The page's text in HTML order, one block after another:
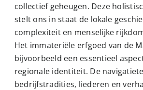
collectief geheugen. Deze
stelt ons in staat de lokale
complexiteit en menselijke
Het immateriële erfgoed van de
bijvoorbeeld een essentieel
regionale identiteit. De
bedrijfstradities, liederen en